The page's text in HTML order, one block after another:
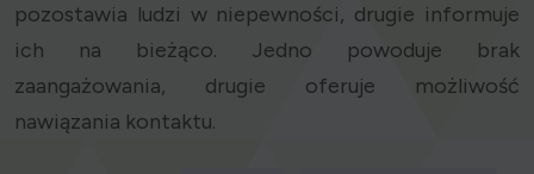
pozostawia ludzi w niepewności, drugie informuje
ich na bieżąco. Jedno powoduje brak
zaangażowania, drugie oferuje możliwość
nawiązania kontaktu.